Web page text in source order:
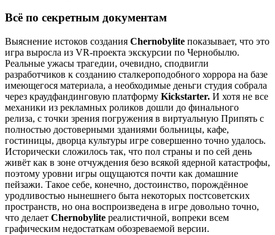
Всё по секретным документам
Выяснение истоков создания Chernobylite показывает, что это
игра выросла из VR-проекта экскурсии по Чернобылю.
Реальные ужасы трагедии, очевидно, сподвигли
разработчиков к созданию сталкероподобного хоррора на базе
имеющегося материала, а необходимые деньги студия собрала
через краудфандинговую платформу Kickstarter. И хотя не все
механики из рекламных роликов дошли до финального
релиза, с точки зрения погружения в виртуальную Припять с
полностью достоверными зданиями больницы, кафе,
гостиницы, дворца культуры игре совершенно точно удалось.
Исторически сложилось так, что пол страны и по сей день
живёт как в зоне отчуждения безо всякой ядерной катастрофы,
поэтому уровни игры ощущаются почти как домашние
пейзажи. Такое себе, конечно, достоинство, порождённое
уродливостью нынешнего быта некоторых постсоветских
пространств, но она воспроизведена в игре довольно точно,
что делает Chernobylite реалистичной, вопреки всем
графическим недостаткам обозреваемой версии.